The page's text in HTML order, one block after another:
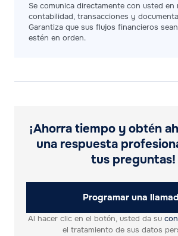
Se comunica directamente con usted en
contabilidad, transacciones y
Garantiza que sus flujos financieros
estén en orden.
¡Ahorra tiempo y obtén
una respuesta
tus preguntas!
Programar una
Al hacer clic en el botón, usted da su
el tratamiento de sus datos